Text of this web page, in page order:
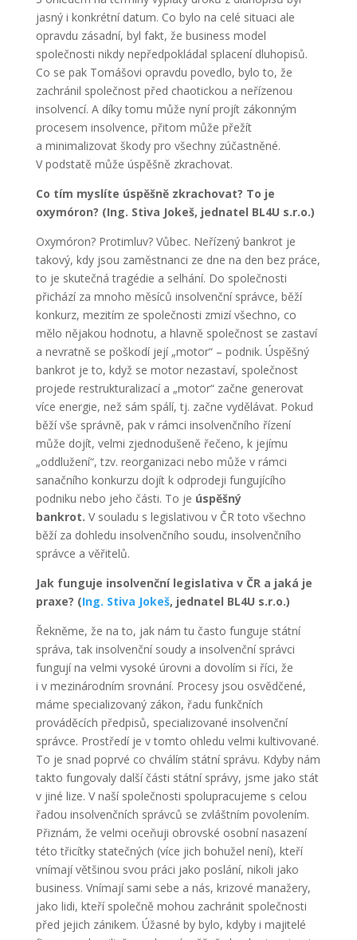
jasný i konkrétní datum. Co bylo na celé situaci ale
opravdu zásadní, byl fakt, že business model
společnosti nikdy nepředpokládal splacení dluhopisů.
Co se pak Tomášovi opravdu povedlo, bylo to, že
zachránil společnost před chaotickou a neřízenou
insolvencí. A díky tomu může nyní projít zákonným
procesem insolvence, přitom může přežít
a minimalizovat škody pro všechny zúčastněné.
V podstatě může úspěšně zkrachovat.
Co tím myslíte úspěšně zkrachovat? To je
oxymóron? (Ing. Stiva Jokeš, jednatel BL4U s.r.o.)
Oxymóron? Protimluv? Vůbec. Neřízený bankrot je
takový, kdy jsou zaměstnanci ze dne na den bez práce,
to je skutečná tragédie a selhání. Do společnosti
přichází za mnoho měsíců insolvenční správce, běží
konkurz, mezitím ze společnosti zmizí všechno, co
mělo nějakou hodnotu, a hlavně společnost se zastaví
a nevratně se poškodí její „motor“ – podnik. Úspěšný
bankrot je to, když se motor nezastaví, společnost
projede restrukturalizací a „motor“ začne generovat
více energie, než sám spálí, tj. začne vydělávat. Pokud
běží vše správně, pak v rámci insolvenčního řízení
může dojít, velmi zjednodušeně řečeno, k jejímu
„oddlužení“, tzv. reorganizaci nebo může v rámci
sanačního konkurzu dojít k odprodeji fungujícího
podniku nebo jeho části. To je úspěšný
bankrot. V souladu s legislativou v ČR toto všechno
běží za dohledu insolvenčního soudu, insolvenčního
správce a věřitelů.
Jak funguje insolvenční legislativa v ČR a jaká je
praxe? (Ing. Stiva Jokeš, jednatel BL4U s.r.o.)
Řekněme, že na to, jak nám tu často funguje státní
správa, tak insolvenční soudy a insolvenční správci
fungují na velmi vysoké úrovni a dovolím si říci, že
i v mezinárodním srovnání. Procesy jsou osvědčené,
máme specializovaný zákon, řadu funkčních
prováděcích předpisů, specializované insolvenční
správce. Prostředí je v tomto ohledu velmi kultivované.
To je snad poprvé co chválím státní správu. Kdyby nám
takto fungovaly další části státní správy, jsme jako stát
v jiné lize. V naší společnosti spolupracujeme s celou
řadou insolvenčních správců se zvláštním povolením.
Přiznám, že velmi oceňuji obrovské osobní nasazení
této třicítky statečných (více jich bohužel není), kteří
vnímají většinou svou práci jako poslání, nikoli jako
business. Vnímají sami sebe a nás, krizové manažery,
jako lidi, kteří společně mohou zachránit společnosti
před jejich zánikem. Úžasné by bylo, kdyby i majitelé